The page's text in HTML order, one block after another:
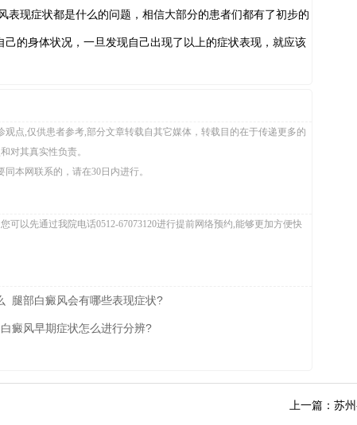
现症状都是什么的问题，相信大部分的患者们都有了初步的
己的身体状况，一旦发现自己出现了以上的症状表现，就应该
观点,仅供患者参考,部分文章转载自其它媒体，转载目的在于传递更多的
对其真实性负责。
本网联系的，请在30日内进行。
可以先通过我院电话0512-67073120进行提前网络预约,能够更加方便快
腿部白癜风会有哪些表现症状?
白癜风早期症状怎么进行分辨?
上一篇：苏